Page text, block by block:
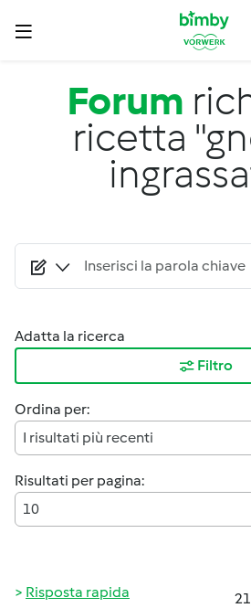
Salta al contenuto principale
Forum
ricetta
Adatta la ricerca
Filtro
Ordina per:
I risultati più recenti
Risultati per pagina:
10
Risposta rapida